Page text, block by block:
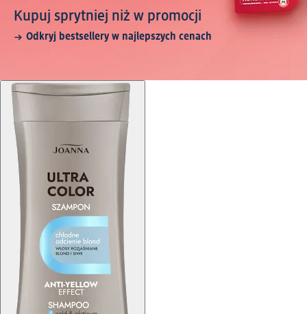
Kupuj sprytniej niż w promocji
Odkryj bestsellery w najlepszych cenach